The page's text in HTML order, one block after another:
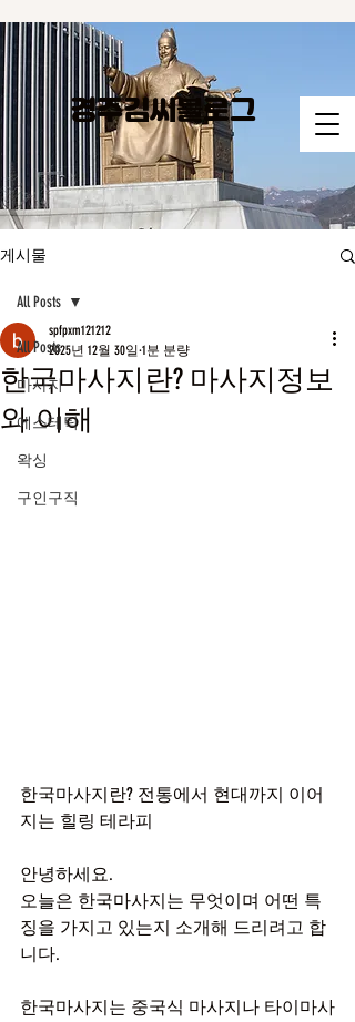
경주김씨​블로그
게시물
All Posts
마사지
에스테틱
왁싱
구인구직
All Posts
한국마사지란? 마사지정보
와 이해
spfpxm121212
2025년 12월 30일 1분 분량
한국마사지란? 전통에서 현대까지 이어
지는 힐링 테라피
안녕하세요.
오늘은 한국마사지는 무엇이며 어떤 특
징을 가지고 있는지 소개해 드리려고 합
니다.
한국마사지는 중국식 마사지나 타이마사